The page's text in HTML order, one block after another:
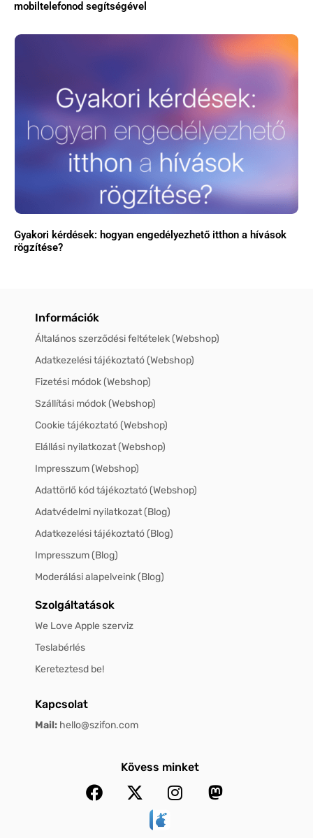
mobiltelefonod segítségével
Gyakori kérdések: hogyan engedélyezhető itthon a hívások
rögzítése?
Információk
Általános szerződési feltételek (Webshop)
Adatkezelési tájékoztató (Webshop)
Fizetési módok (Webshop)
Szállítási módok (Webshop)
Cookie tájékoztató (Webshop)
Elállási nyilatkozat (Webshop)
Impresszum (Webshop)
Adattörlő kód tájékoztató (Webshop)
Adatvédelmi nyilatkozat (Blog)
Adatkezelési tájékoztató (Blog)
Impresszum (Blog)
Moderálási alapelveink (Blog)
Szolgáltatások
We Love Apple szerviz
Teslabérlés
Kereteztesd be!
Kapcsolat
Mail: hello@szifon.com
Kövess minket